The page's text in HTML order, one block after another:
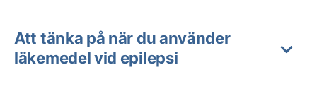
Att tänka på när du använder
läkemedel vid epilepsi